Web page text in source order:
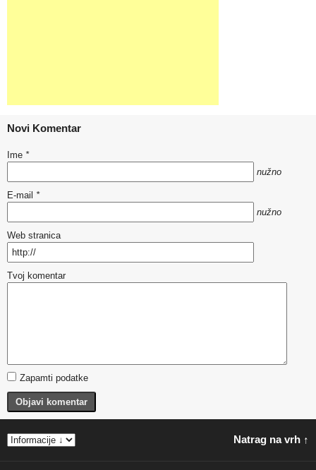
Novi Komentar
Ime *
nužno
E-mail *
nužno
Web stranica
Tvoj komentar
Zapamti podatke
Objavi komentar
Natrag na vrh ↑